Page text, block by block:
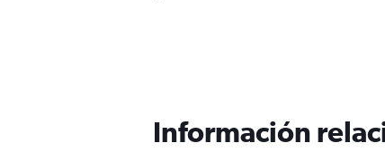
Información